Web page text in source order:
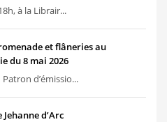
à la Librair...
et flâneries au
du 8 mai 2026
d’émissio...
Jehanne d’Arc